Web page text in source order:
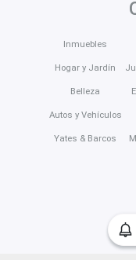
Inmuebles
Hogar y Jardín
Belleza
Autos y Vehículos
Yates & Barcos